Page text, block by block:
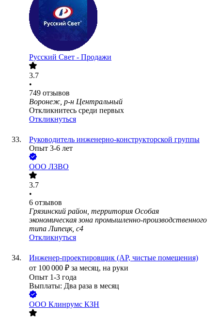
Русский Свет - Продажи
3.7
•
749 отзывов
Воронеж, р-н Центральный
Откликнитесь среди первых
Откликнуться
Руководитель инженерно-конструкторской группы
Опыт 3-6 лет
ООО ЛЗВО
3.7
•
6 отзывов
Грязинский район, территория Особая
экономическая зона промышленно-производственного
типа Липецк, с4
Откликнуться
Инженер-проектировщик (АР, чистые помещения)
от 100 000 ₽ за месяц, на руки
Опыт 1-3 года
Выплаты: Два раза в месяц
ООО Клинрумс КЗН